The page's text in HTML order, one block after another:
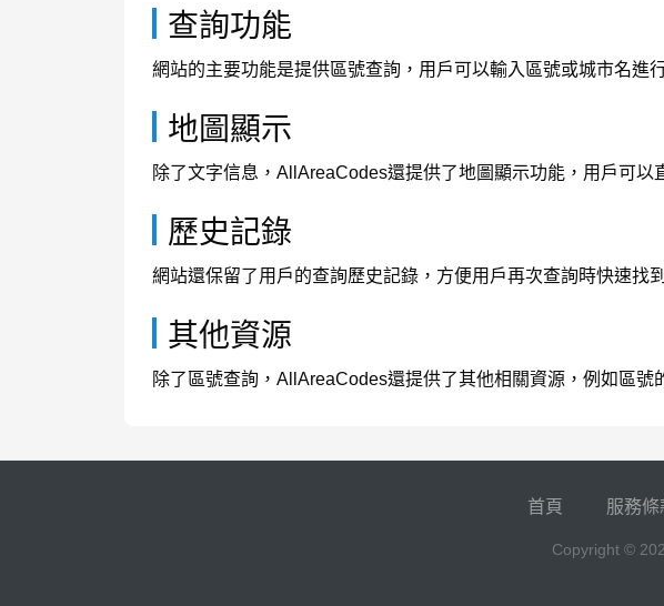
查詢功能
網站的主要功能是提供區號查詢，用戶可以輸入區號或城市名進
地圖顯示
除了文字信息，AllAreaCodes還提供了地圖顯示功能，用戶可
歷史記錄
網站還保留了用戶的查詢歷史記錄，方便用戶再次查詢時快速找
其他資源
除了區號查詢，AllAreaCodes還提供了其他相關資源，例如區
首頁 服務條
Copyright ©